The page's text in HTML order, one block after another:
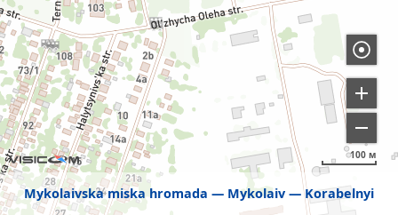
Mykolaivska miska hromada Mykolaiv Korabelnyi
100 м